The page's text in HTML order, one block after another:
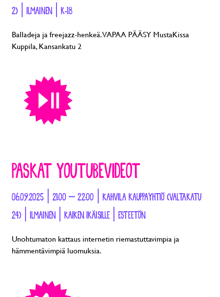
2) | ILMAINEN | K-18
Balladeja ja freejazz-henkeä. VAPAA PÄÄSY MustaKissa
Kuppila, Kansankatu 2
PASKAT YOUTUBEVIDEOT
06.09.2025 | 21:00 – 22:00 | KAHVILA KAUPPAYHTIÖ (VALTAKATU
24) | ILMAINEN | KAIKEN IKÄISILLE | ESTEETÖN
Unohtumaton kattaus internetin riemastuttavimpia ja
hämmentävimpiä luomuksia.